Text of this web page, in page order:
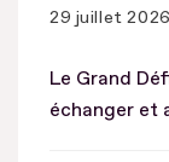
29 juillet 2026
Le Grand
échanger et